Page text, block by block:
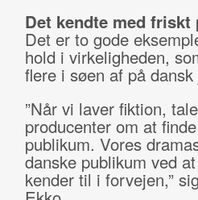
Det kendte med friskt
Det er to gode
hold i virkeligheden,
flere i søen af på dansk
”Når vi laver fiktion,
producenter om at
publikum. Vores
danske publikum ved
kender til i forvejen,”